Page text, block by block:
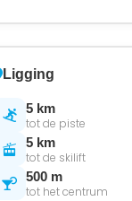
Ligging
5 km
tot de piste
5 km
tot de skilift
500 m
tot het centrum